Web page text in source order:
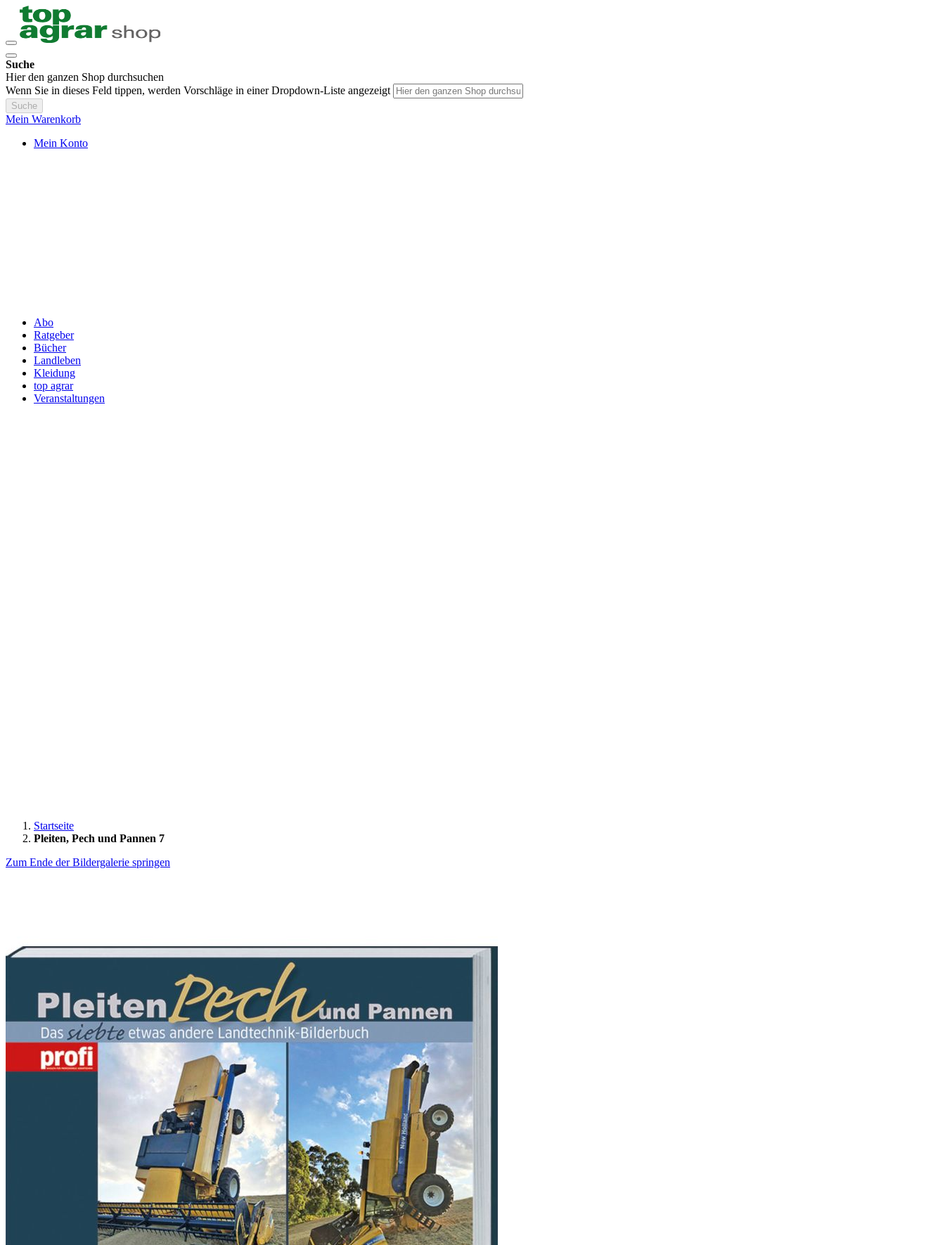
Suche
Hier den ganzen Shop durchsuchen
Wenn Sie in dieses Feld tippen, werden Vorschläge in einer Dropdown-Liste angezeigt
Suche
Mein Warenkorb
Mein Konto
Abo
Ratgeber
Bücher
Landleben
Kleidung
top agrar
Veranstaltungen
Startseite
Pleiten, Pech und Pannen 7
Zum Ende der Bildergalerie springen